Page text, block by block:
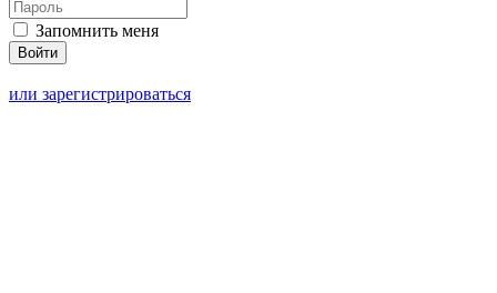
Запомнить меня
или зарегистрироваться